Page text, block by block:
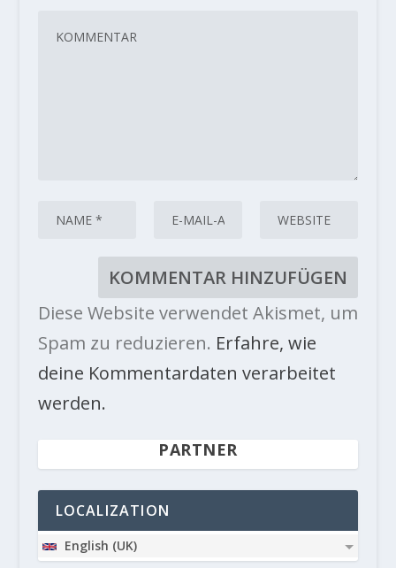
Diese Website verwendet Akismet, um
Spam zu reduzieren. Erfahre, wie
deine Kommentardaten verarbeitet
werden.
PARTNER
LOCALIZATION
English (UK)